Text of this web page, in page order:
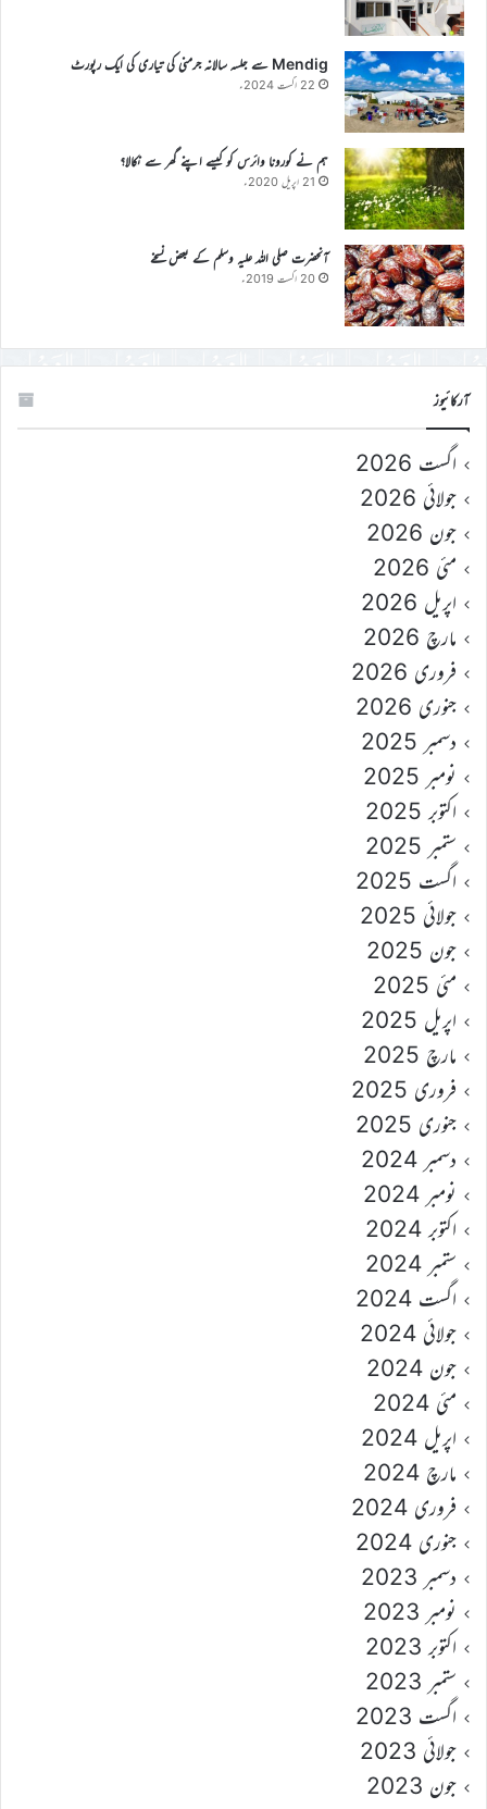
Mendig سے جلسہ سالانہ جرمنی کی تیاری کی ایک رپورٹ
22 اگست 2024ء
ہم نے کورونا وائرس کو کیسے اپنے گھر سے نکالا؟
21 اپریل 2020ء
آنحضرت صلی اللہ علیہ وسلم کے بعض نسخے
20 اگست 2019ء
آرکائیوز
اگست 2026
جولائی 2026
جون 2026
مئی 2026
اپریل 2026
مارچ 2026
فروری 2026
جنوری 2026
دسمبر 2025
نومبر 2025
اکتوبر 2025
ستمبر 2025
اگست 2025
جولائی 2025
جون 2025
مئی 2025
اپریل 2025
مارچ 2025
فروری 2025
جنوری 2025
دسمبر 2024
نومبر 2024
اکتوبر 2024
ستمبر 2024
اگست 2024
جولائی 2024
جون 2024
مئی 2024
اپریل 2024
مارچ 2024
فروری 2024
جنوری 2024
دسمبر 2023
نومبر 2023
اکتوبر 2023
ستمبر 2023
اگست 2023
جولائی 2023
جون 2023